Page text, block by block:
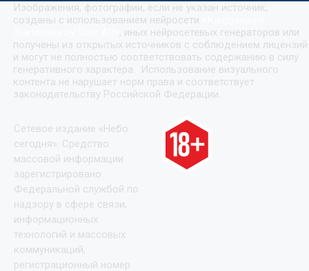
Изображения, фотографии, если не указан источник,
созданы с использованием нейросети
, иных нейросетевых генераторов или
получены из открытых источников с соблюдением лицензий
и могут не полностью соответствовать содержанию в силу
генеративного характера. Использование визуального
контента не нарушает норм права и соответствует
законодательству Российской Федерации.
Сетевое издание «Небо
сегодня». Средство
массовой информации
зарегистрировано
Федеральной службой по
надзору в сфере связи,
информационных
технологий и массовых
коммуникаций,
регистрационный номер